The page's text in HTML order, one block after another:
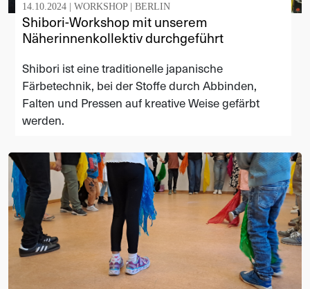
14.10.2024 | WORKSHOP BERLIN
Shibori-Workshop mit unserem
Näherinnenkollektiv durchgeführt
Shibori ist eine traditionelle japanische
Färbetechnik, bei der Stoffe durch Abbinden,
Falten und Pressen auf kreative Weise gefärbt
werden.